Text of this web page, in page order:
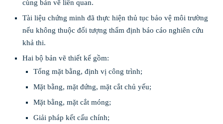
cùng bản vẽ liên quan.
Tài liệu chứng minh đã thực hiện thủ tục bảo vệ môi trường
nếu không thuộc đối tượng thẩm định báo cáo nghiên cứu
khả thi.
Hai bộ bản vẽ thiết kế gồm:
Tổng mặt bằng, định vị công trình;
Mặt bằng, mặt đứng, mặt cắt chủ yếu;
Mặt bằng, mặt cắt móng;
Giải pháp kết cấu chính;